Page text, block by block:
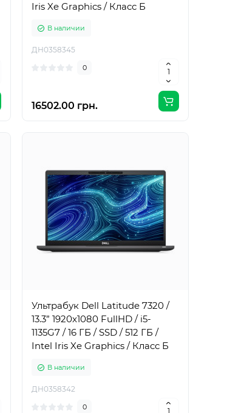
Iris Xe Graphics / Класс Б
В наличии
ДН0358345
0
16502.00 грн.
Ультрабук Dell Latitude 7320 /
13.3” 1920x1080 FullHD / i5-
1135G7 / 16 ГБ / SSD / 512 ГБ /
Intel Iris Xe Graphics / Класс Б
В наличии
ДН0358342
0